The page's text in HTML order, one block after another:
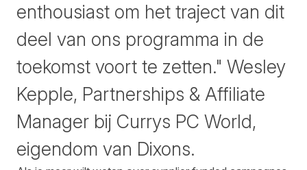
enthousiast om het traject van dit
deel van ons programma in de
toekomst voort te zetten." Wesley
Kepple, Partnerships & Affiliate
Manager bij Currys PC World,
eigendom van Dixons.